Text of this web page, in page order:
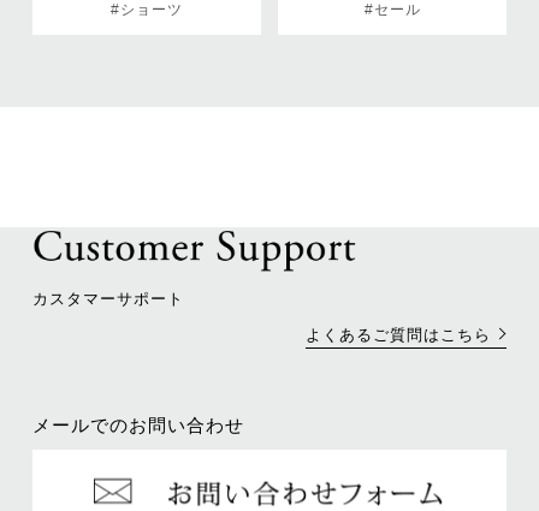
#ショーツ #セール
カスタマーサポート
よくあるご質問はこちら
メールでのお問い合わせ